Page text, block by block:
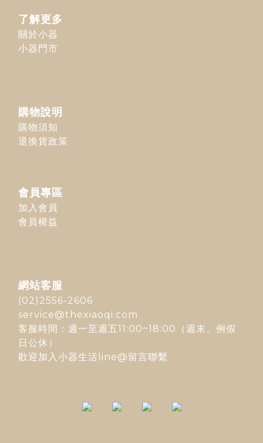
了解更多
關於小器
小器門市
購物說明
購物須知
退換貨政策
會員專區
加入會員
會員權益
網站客服
(02)2556-2606
service@thexiaoqi.com
客服時間：週一至週五11:00~18:00（週末、例假
日公休）
歡迎加入 小器生活line@留言聯繫